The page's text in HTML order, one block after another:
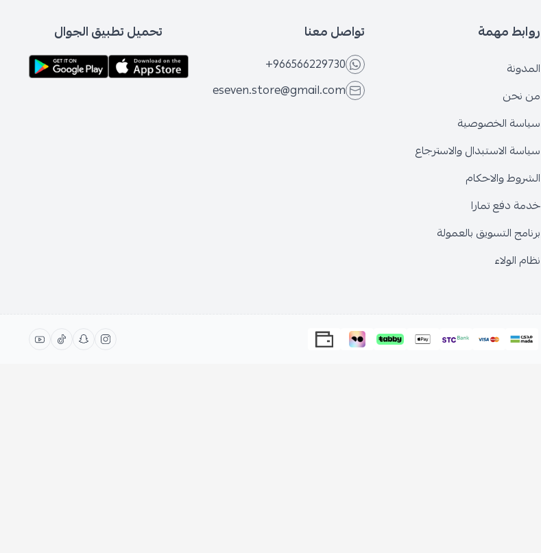
روابط مهمة
المدونة
من نحن
سياسة الخصوصية
سياسة الاستبدال والاسترجاع
الشروط والاحكام
خدمة دفع تمارا
برنامج التسويق بالعمولة
نظام الولاء
تواصل معنا
+966566229730
eseven.store@gmail.com
تحميل تطبيق الجوال